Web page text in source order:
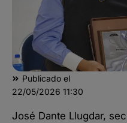
Publicado el
22/05/2026 11:30
José Dante Llugdar,